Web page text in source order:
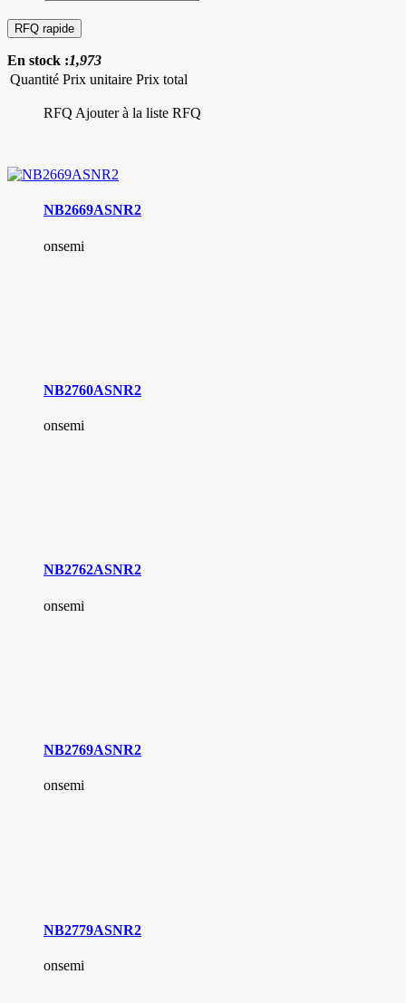
En stock :1,973
Quantité Prix unitaire Prix total
RFQ Ajouter à la liste RFQ
NB2669ASNR2
onsemi
NB2760ASNR2
onsemi
NB2762ASNR2
onsemi
NB2769ASNR2
onsemi
NB2779ASNR2
onsemi